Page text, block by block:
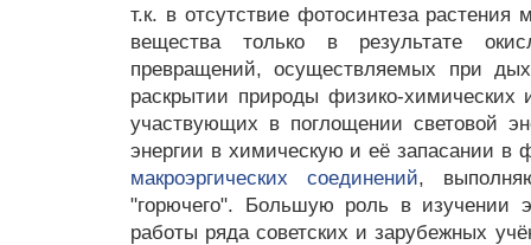
т.к. в отсутствие фотосинтеза растения
вещества только в результате
превращений, осуществляемых при
раскрытии природы физико-химических
участвующих в поглощении световой
энергии в химическую и её запасании в
макроэргических соединений,
"горючего". Большую роль в изучении
работы ряда советских и зарубежных